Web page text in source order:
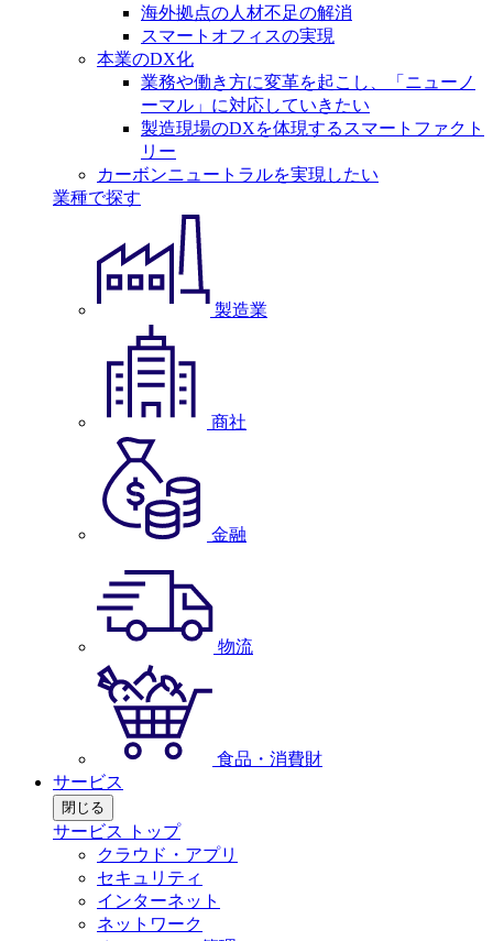
海外拠点の人材不足の解消
スマートオフィスの実現
本業のDX化
業務や働き方に変革を起こし、「ニューノ
ーマル」に対応していきたい
製造現場のDXを体現するスマートファクト
リー
カーボンニュートラルを実現したい
業種で探す
製造業
商社
金融
物流
食品・消費財
サービス
閉じる
サービス トップ
クラウド・アプリ
セキュリティ
インターネット
ネットワーク